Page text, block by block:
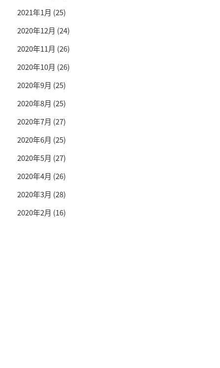
2021年1月 (25)
2020年12月 (24)
2020年11月 (26)
2020年10月 (26)
2020年9月 (25)
2020年8月 (25)
2020年7月 (27)
2020年6月 (25)
2020年5月 (27)
2020年4月 (26)
2020年3月 (28)
2020年2月 (16)